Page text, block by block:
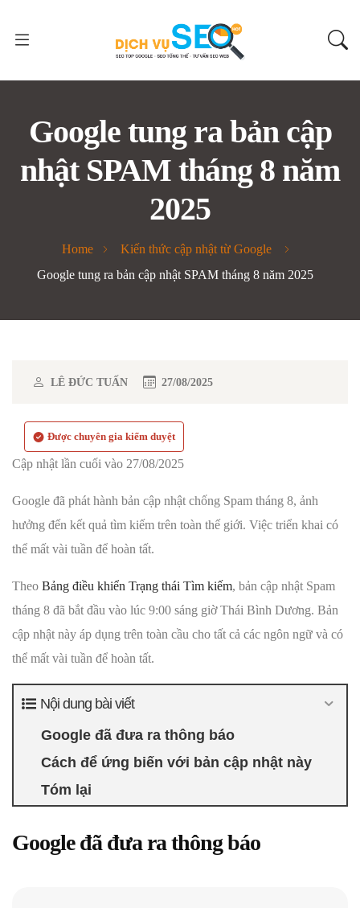
Google tung ra bản cập
nhật SPAM tháng 8 năm
2025
Home
Kiến thức cập nhật từ Google
Google tung ra bản cập nhật SPAM tháng 8 năm 2025
LÊ ĐỨC TUẤN 27/08/2025
Được chuyên gia kiểm duyệt
Cập nhật lần cuối vào 27/08/2025
Google đã phát hành bản cập nhật chống Spam tháng 8, ảnh
hưởng đến kết quả tìm kiếm trên toàn thế giới. Việc triển khai có
thể mất vài tuần để hoàn tất.
Theo Bảng điều khiển Trạng thái Tìm kiếm, bản cập nhật Spam
tháng 8 đã bắt đầu vào lúc 9:00 sáng giờ Thái Bình Dương. Bản
cập nhật này áp dụng trên toàn cầu cho tất cả các ngôn ngữ và có
thể mất vài tuần để hoàn tất.
Nội dung bài viết
Google đã đưa ra thông báo
Cách để ứng biến với bản cập nhật này
Tóm lại
Google đã đưa ra thông báo